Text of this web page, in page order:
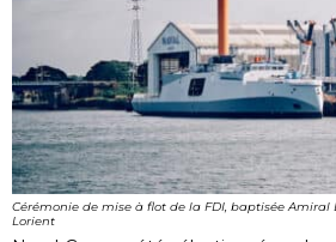
Cérémonie de mise à flot de la FDI, baptisée Amiral
Lorient